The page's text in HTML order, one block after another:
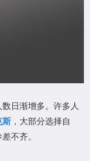
日渐增多。许多人
斯 ，大部分选择自
不齐。